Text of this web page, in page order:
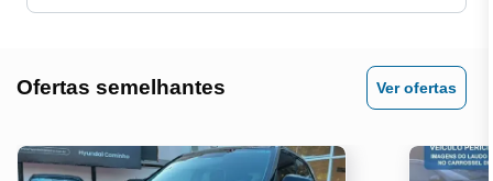
Farol de Milha / Neblina
Ofertas semelhantes Ver ofertas